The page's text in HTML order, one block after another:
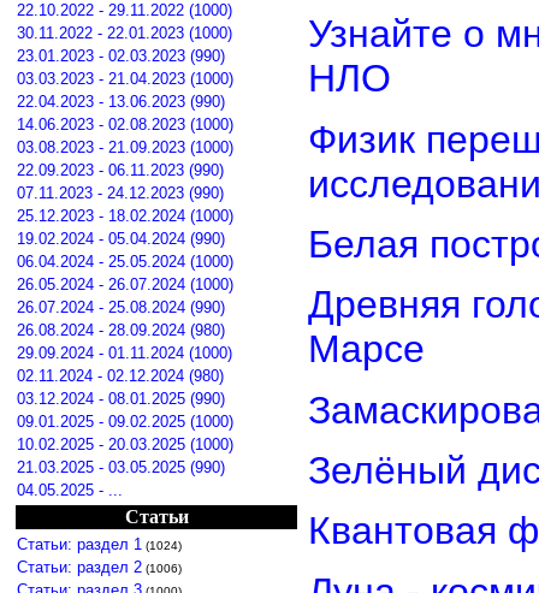
22.10.2022 - 29.11.2022 (1000)
30.11.2022 - 22.01.2023 (1000)
23.01.2023 - 02.03.2023 (990)
03.03.2023 - 21.04.2023 (1000)
22.04.2023 - 13.06.2023 (990)
14.06.2023 - 02.08.2023 (1000)
03.08.2023 - 21.09.2023 (1000)
22.09.2023 - 06.11.2023 (990)
07.11.2023 - 24.12.2023 (990)
25.12.2023 - 18.02.2024 (1000)
19.02.2024 - 05.04.2024 (990)
06.04.2024 - 25.05.2024 (1000)
26.05.2024 - 26.07.2024 (1000)
26.07.2024 - 25.08.2024 (990)
26.08.2024 - 28.09.2024 (980)
29.09.2024 - 01.11.2024 (1000)
02.11.2024 - 02.12.2024 (980)
03.12.2024 - 08.01.2025 (990)
09.01.2025 - 09.02.2025 (1000)
10.02.2025 - 20.03.2025 (1000)
21.03.2025 - 03.05.2025 (990)
04.05.2025 - ...
Статьи
Статьи: раздел 1 (1024)
Статьи: раздел 2 (1006)
Узнайте о
НЛО
Физик
Белая
Древняя
Марсе
Зелёный
Квантовая